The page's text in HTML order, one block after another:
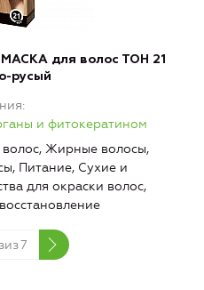
для волос ТОН 21
русый
и фитокератином
волос, Жирные волосы,
Питание, Сухие и
для окраски волос,
7